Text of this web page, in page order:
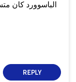
الباسوورد كان
REPLY